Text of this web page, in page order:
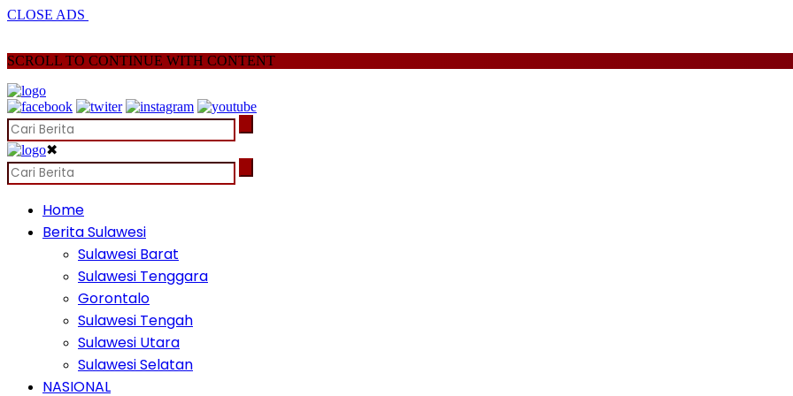
CLOSE ADS
SCROLL TO CONTINUE WITH CONTENT
✖
Home
Berita Sulawesi
Sulawesi Barat
Sulawesi Tenggara
Gorontalo
Sulawesi Tengah
Sulawesi Utara
Sulawesi Selatan
NASIONAL